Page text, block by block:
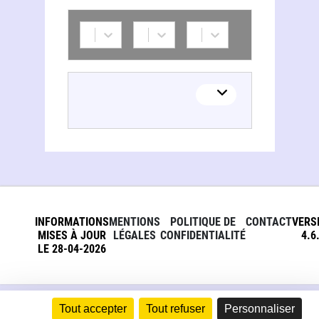
Tout accepter Tout refuser Personnaliser
INFORMATIONS
MISES À JOUR
LE 28-04-2026
MENTIONS
LÉGALES
POLITIQUE DE
CONFIDENTIALITÉ
CONTACT